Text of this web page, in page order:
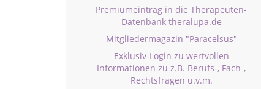
Premiumeintrag in die Therapeuten-
Datenbank theralupa.de
Mitgliedermagazin "Paracelsus"
Exklusiv-Login zu wertvollen
Informationen zu z.B. Berufs-, Fach-,
Rechtsfragen u.v.m.